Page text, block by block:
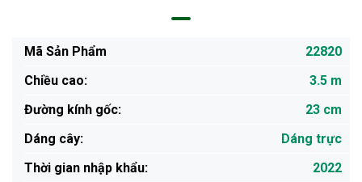
Mã Sản Phẩm
22820
Chiều cao:
3.5 m
Đường kính gốc:
23 cm
Dáng cây:
Dáng trực
Thời gian nhập khẩu:
2022